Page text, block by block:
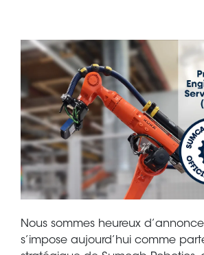
Nous sommes heureux
s’impose aujourd’hui comme